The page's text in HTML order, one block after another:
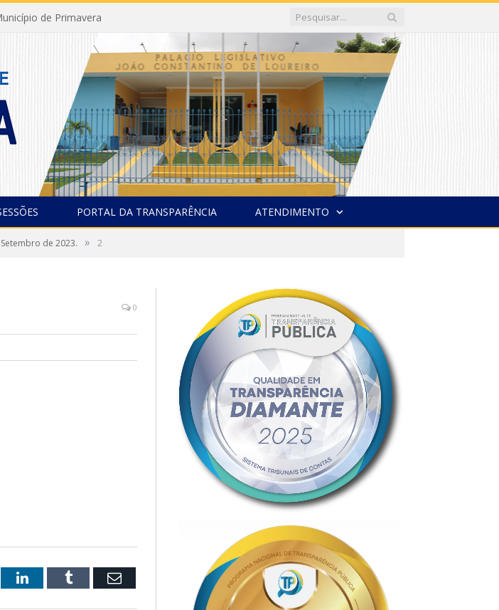
de Primavera
PORTAL DA TRANSPARÊNCIA ATENDIMENTO
de 2023. » 2
0
LinkedInTumblr Email